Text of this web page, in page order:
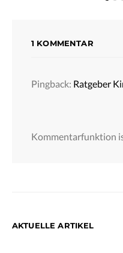
1 KOMMENTAR
Pingback: Ratgeber
Kommentarfunktion
AKTUELLE ARTIKEL